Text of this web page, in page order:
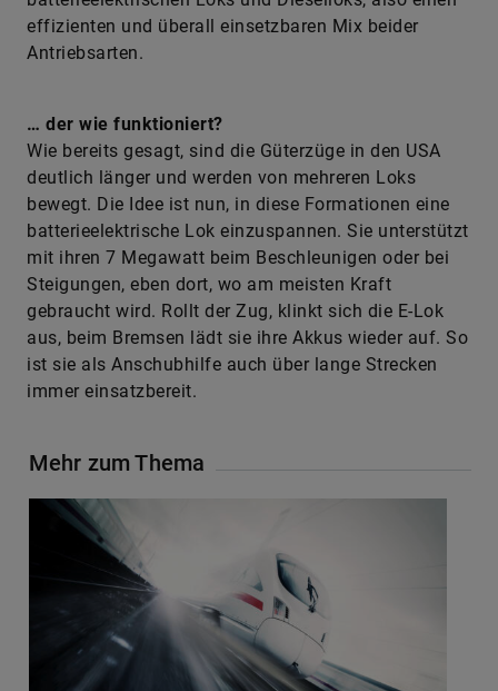
effizienten und überall einsetzbaren Mix beider
Antriebsarten.
… der wie funktioniert?
Wie bereits gesagt, sind die Güterzüge in den USA
deutlich länger und werden von mehreren Loks
bewegt. Die Idee ist nun, in diese Formationen eine
batterieelektrische Lok einzuspannen. Sie unterstützt
mit ihren 7 Megawatt beim Beschleunigen oder bei
Steigungen, eben dort, wo am meisten Kraft
gebraucht wird. Rollt der Zug, klinkt sich die E-Lok
aus, beim Bremsen lädt sie ihre Akkus wieder auf. So
ist sie als Anschubhilfe auch über lange Strecken
immer einsatzbereit.
Mehr zum Thema